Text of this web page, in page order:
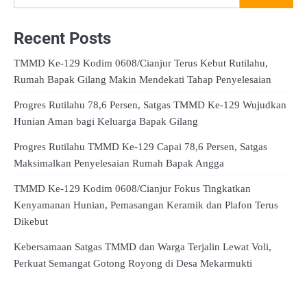
Recent Posts
TMMD Ke-129 Kodim 0608/Cianjur Terus Kebut Rutilahu,
Rumah Bapak Gilang Makin Mendekati Tahap Penyelesaian
Progres Rutilahu 78,6 Persen, Satgas TMMD Ke-129 Wujudkan
Hunian Aman bagi Keluarga Bapak Gilang
Progres Rutilahu TMMD Ke-129 Capai 78,6 Persen, Satgas
Maksimalkan Penyelesaian Rumah Bapak Angga
TMMD Ke-129 Kodim 0608/Cianjur Fokus Tingkatkan
Kenyamanan Hunian, Pemasangan Keramik dan Plafon Terus
Dikebut
Kebersamaan Satgas TMMD dan Warga Terjalin Lewat Voli,
Perkuat Semangat Gotong Royong di Desa Mekarmukti